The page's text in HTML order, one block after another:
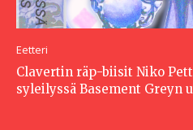
Eetteri
Clavertin räp-biisit Niko
syleilyssä Basement Greyn